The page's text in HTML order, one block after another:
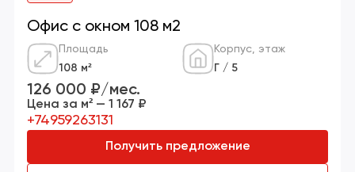
Офис с окном 108 м2
Площадь
108 м²
Корпус, этаж
Г / 5
126 000 ₽/мес.
Цена за м² — 1 167 ₽
+74959263131
Получить предложение